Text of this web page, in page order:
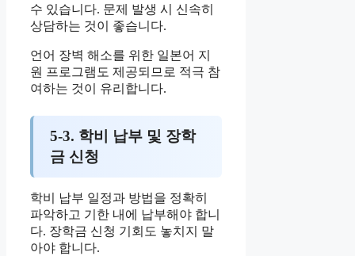
수 있습니다. 문제 발생 시 신속히
상담하는 것이 좋습니다.
언어 장벽 해소를 위한 일본어 지
원 프로그램도 제공되므로 적극 참
여하는 것이 유리합니다.
5-3. 학비 납부 및 장학
금 신청
학비 납부 일정과 방법을 정확히
파악하고 기한 내에 납부해야 합니
다. 장학금 신청 기회도 놓치지 말
아야 합니다.